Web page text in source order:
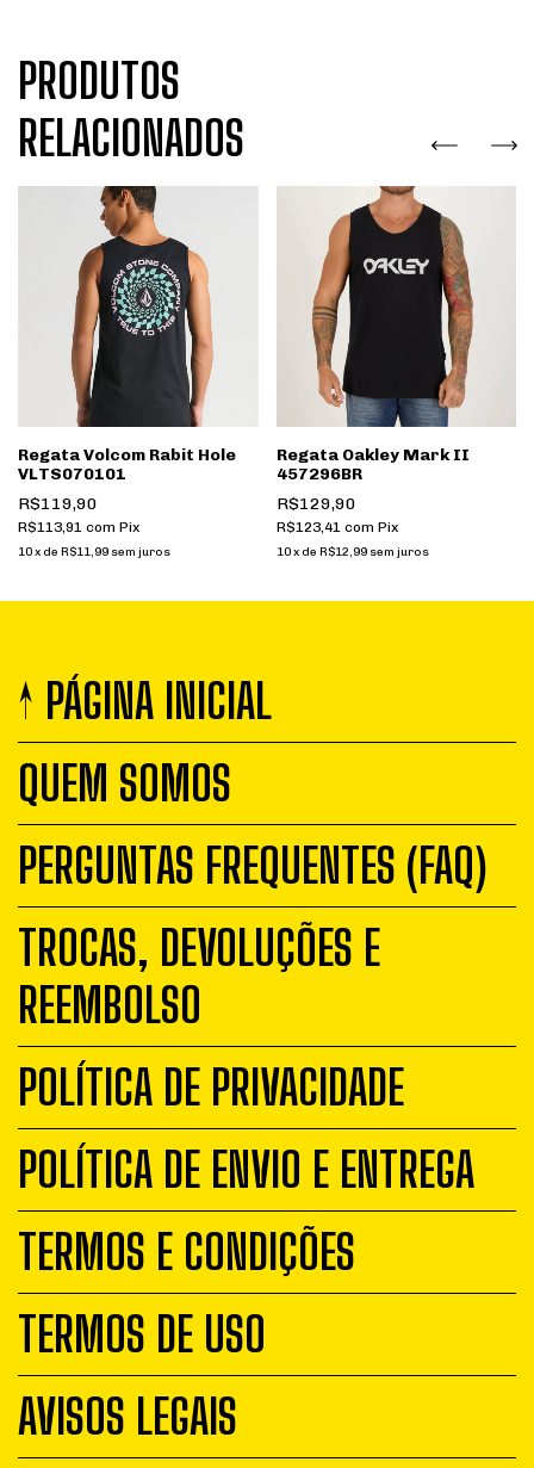
PRODUTOS
RELACIONADOS
Regata Volcom Rabit Hole
VLTS070101
R$119,90
R$113,91 com Pix
10x de R$11,99 sem juros
Regata Oakley Mark II
457296BR
R$129,90
R$123,41 com Pix
10 x de R$12,99 sem juros
↑ PÁGINA INICIAL
QUEM SOMOS
PERGUNTAS FREQUENTES (FAQ)
TROCAS, DEVOLUÇÕES E
REEMBOLSO
POLÍTICA DE PRIVACIDADE
POLÍTICA DE ENVIO E ENTREGA
TERMOS E CONDIÇÕES
TERMOS DE USO
AVISOS LEGAIS